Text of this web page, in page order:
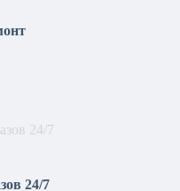
24/7